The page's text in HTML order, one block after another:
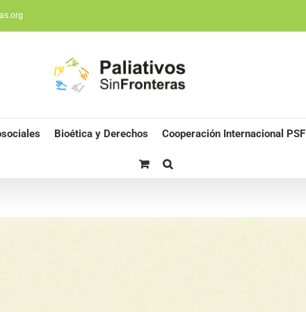
Bioética y Derechos Cooperación Internacional PSF